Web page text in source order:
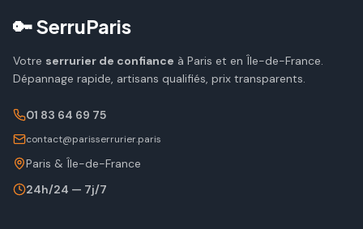
🔑 SerruParis
Votre serrurier de confiance à Paris et en Île-de-France.
Dépannage rapide, artisans qualifiés, prix transparents.
01 83 64 69 75
contact@parisserrurier.paris
Paris & Île-de-France
24h/24 — 7j/7